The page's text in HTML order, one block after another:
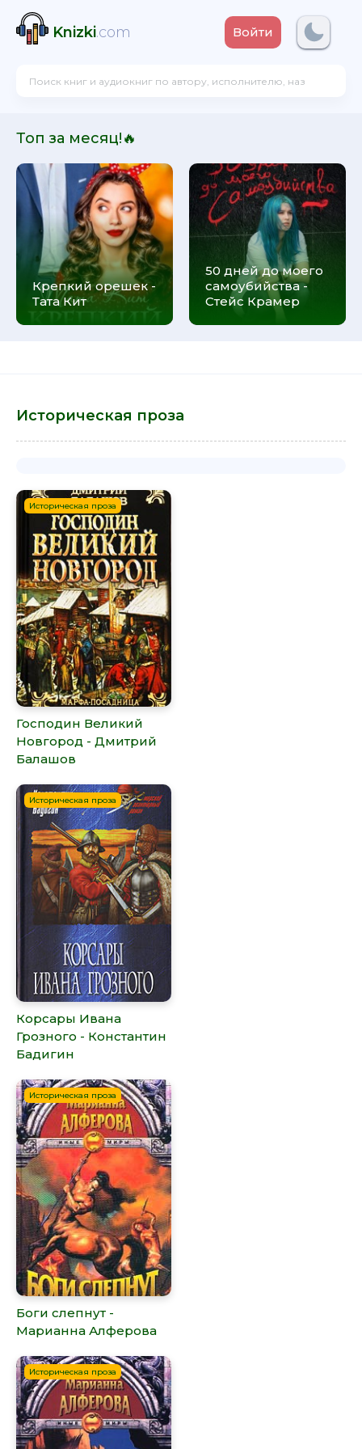
Knizki.com Войти
Топ за месяц!🔥
Крепкий орешек -
Тата Кит
50 дней до моего
самоубийства -
Стейс Крамер
Историческая проза
Историческая проза
Господин Великий
Новгород - Дмитрий
Балашов
Историческая проза
Корсары Ивана
Грозного - Константин
Бадигин
Историческая проза
Боги слепнут -
Марианна Алферова
Историческая проза